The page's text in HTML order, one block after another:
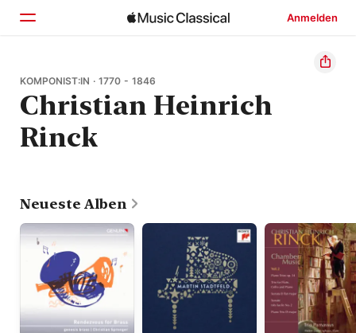
Anmelden
Startseite
Entdecken
Suchen
KOMPONIST:IN · 1770 - 1846
Christian Heinrich
Rinck
Neueste Alben